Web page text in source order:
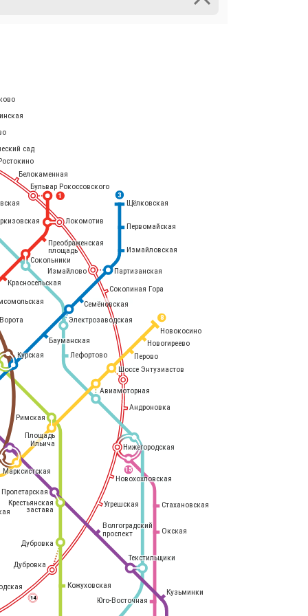
3
1
8
15
14
Локомотив
Измайлово
Соколиная Гора
Андроновка
Нижегородская
Новохохловская
Угрешская
Дубровка
сад
Белокаменная
Текстильщики
Кузьминки
Кожуховская
Щёлковская
Первомайская
Измайловская
Бульвар Рокоссовского
Красносельская
Сокольники
Партизанская
Бауманская
Перово
Новогиреево
Новокосино
Площадь
Ильича
Римская
Дубровка
Марксистская
Преображенская
площадь
Волгоградский
проспект
Юго-Восточная
Окская
Стахановская
Курская
Электрозаводская
Семёновская
Авиамоторная
Крестьянская
застава
Пролетарская
Лефортово
Шоссе Энтузиастов